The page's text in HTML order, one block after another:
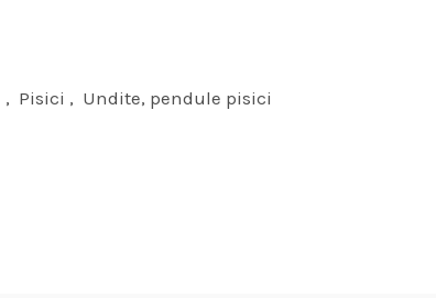
, Pisici , Undite, pendule pisici